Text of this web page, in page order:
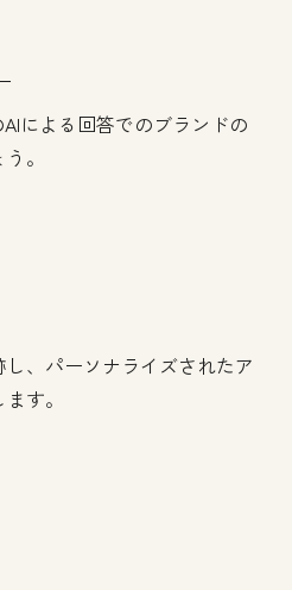
による回答でのブランドの
。
、パーソナライズされたア
す。